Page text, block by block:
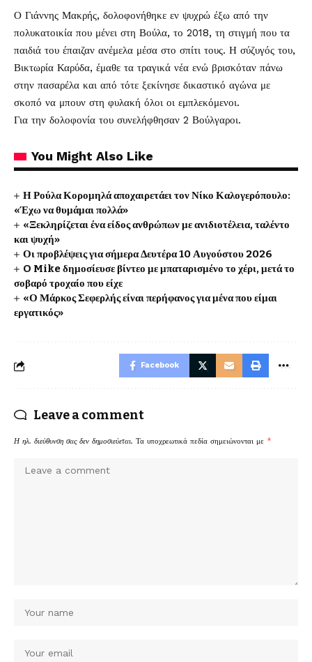
Ο Γιάννης Μακρής, δολοφονήθηκε εν ψυχρώ έξω από την
πολυκατοικία που μένει στη Βούλα, το 2018, τη στιγμή που τα
παιδιά του έπαιζαν ανέμελα μέσα στο σπίτι τους. Η σύζυγός του,
Βικτωρία Καρύδα, έμαθε τα τραγικά νέα ενώ βρισκόταν πάνω
στην πασαρέλα και από τότε ξεκίνησε δικαστικό αγώνα με
σκοπό να μπουν στη φυλακή όλοι οι εμπλεκόμενοι.
Για την δολοφονία του συνελήφθησαν 2 Βούλγαροι.
You Might Also Like
Η Ρούλα Κορομηλά αποχαιρετάει τον Νίκο Καλογερόπουλο:
«Έχω να θυμάμαι πολλά»
«Ξεκληρίζεται ένα είδος ανθρώπων με ανιδιοτέλεια, ταλέντο
και ψυχή»
Οι προβλέψεις για σήμερα Δευτέρα 10 Αυγούστου 2026
O Mike δημοσίευσε βίντεο με μπαταρισμένο το χέρι, μετά το
σοβαρό τροχαίο που είχε
«Ο Μάρκος Σεφερλής είναι περήφανος για μένα που είμαι
εργατικός»
Facebook
Leave a comment
Η ηλ. διεύθυνση σας δεν δημοσιεύεται. Τα υποχρεωτικά πεδία σημειώνονται με *